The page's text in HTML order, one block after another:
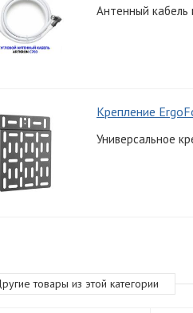
Антенный кабель
Крепление
Универсальное
товары из этой категории